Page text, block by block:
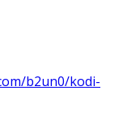
b2un0/kodi-